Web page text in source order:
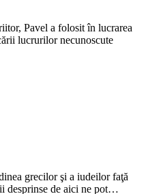
Pavel a folosit în lucrarea
lucrurilor necunoscute
grecilor şi a iudeilor faţă
desprinse de aici ne pot…